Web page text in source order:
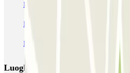
PARK ROMA COLOMBO
MUOVIAMO Parioli
MUOVIAMO Pinciano
Luoghi ed eventi che potrebbero